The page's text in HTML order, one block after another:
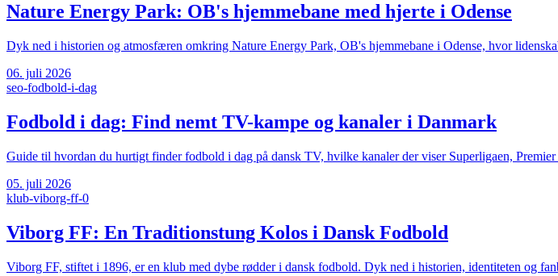
Nature Energy Park: OB's hjemmebane med hjerte i Odense
Dyk ned i historien og atmosfæren omkring Nature Energy Park, OB's hjemmebane i Odense, hvor
06. juli 2026
seo-fodbold-i-dag
Fodbold i dag: Find nemt TV-kampe og kanaler i Danmark
Guide til hvordan du hurtigt finder fodbold i dag på dansk TV, hvilke kanaler der viser Superligaen,
05. juli 2026
klub-viborg-ff-0
Viborg FF: En Traditionstung Kolos i Dansk Fodbold
Viborg FF, stiftet i 1896, er en klub med dybe rødder i dansk fodbold. Dyk ned i historien, identiteten og